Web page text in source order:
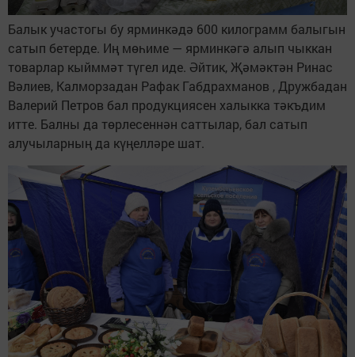
Балык участогы бу ярминкәдә 600 килограмм балыгын
сатып бетерде. Иң мөһиме — ярминкәгә алып чыккан
товарлар кыйммәт түгел иде. Әйтик, Җәмәктән Ринас
Вәлиев, Калморзадан Рафак Габдрахманов , Дружбадан
Валерий Петров бал продукциясен халыкка тәкъдим
итте. Балны да төрлесеннән саттылар, бал сатып
алучыларның да күңелләре шат.